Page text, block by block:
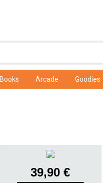
Books Arcade Goodies
39,90 €